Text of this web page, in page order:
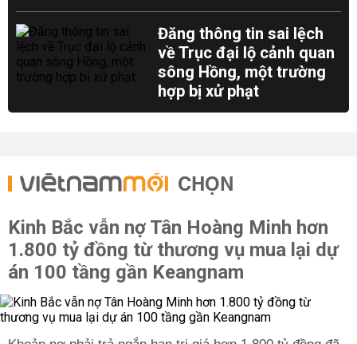
Đăng thông tin sai lệch
về Trục đại lộ cảnh quan
sông Hồng, một trường
hợp bị xử phạt
CHỌN
Kinh Bắc vẫn nợ Tân Hoàng Minh hơn
1.800 tỷ đồng từ thương vụ mua lại dự
án 100 tầng gần Keangnam